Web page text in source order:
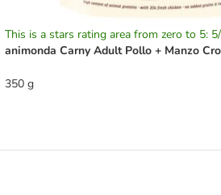
This is a stars rating area from zero to 5:
animonda Carny Adult Pollo + Manzo
350 g